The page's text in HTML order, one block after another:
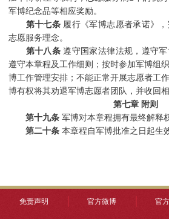
军博纪念品等相应奖励。
第十七条 履行《军博志愿者承诺》
志愿服务理念。
第十八条 遵守国家法律法规，遵守
遵守本章程及工作细则；按时参加军博组
博工作管理安排；不能正常开展志愿者工
博有权将其劝退军博志愿者团队，并收回相
第七章 附则
第十九条 军博对本章程拥有最终解释
第二十条 本章程自军博批准之日起生
免责声明 官方微博 官